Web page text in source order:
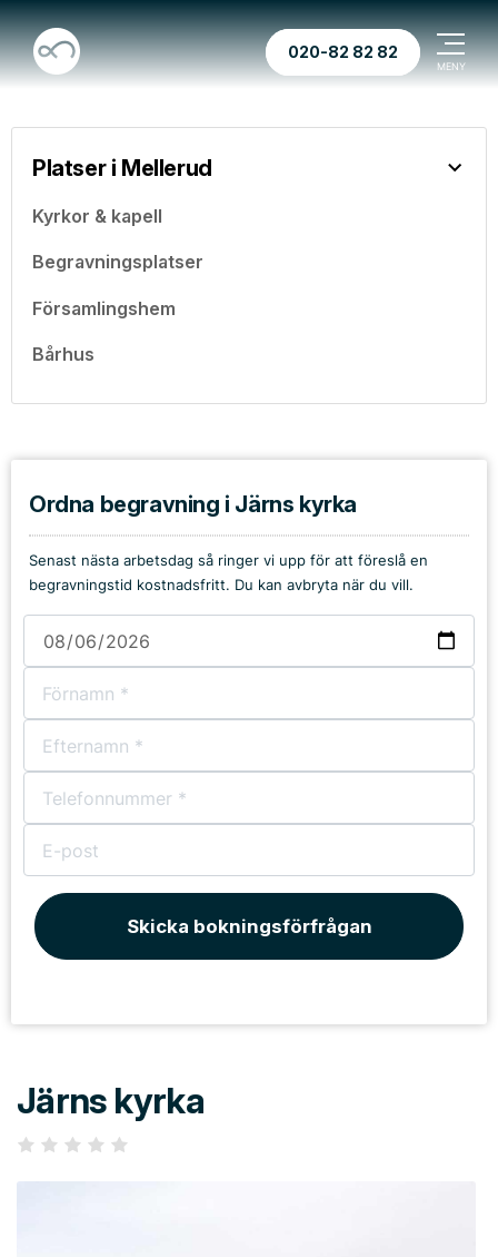
020-82 82 82
Platser i Mellerud
Kyrkor & kapell
Begravningsplatser
Församlingshem
Bårhus
Ordna begravning i Järns kyrka
Senast nästa arbetsdag så ringer vi upp för att föreslå en
begravningstid kostnadsfritt. Du kan avbryta när du vill.
Skicka bokningsförfrågan
Järns kyrka